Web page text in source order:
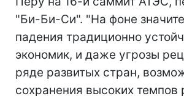
"Би-Би-Си". "На фоне
падения традиционно
экономик, и даже угрозы
ряде развитых стран,
сохранения высоких темпов